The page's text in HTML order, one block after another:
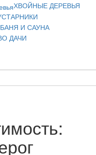
ХВОЙНЫЕ ДЕРЕВЬЯ
БАНЯ И САУНА
ДАЧИ